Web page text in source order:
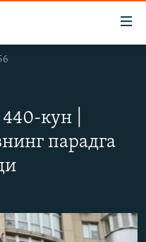
кун |
парадга